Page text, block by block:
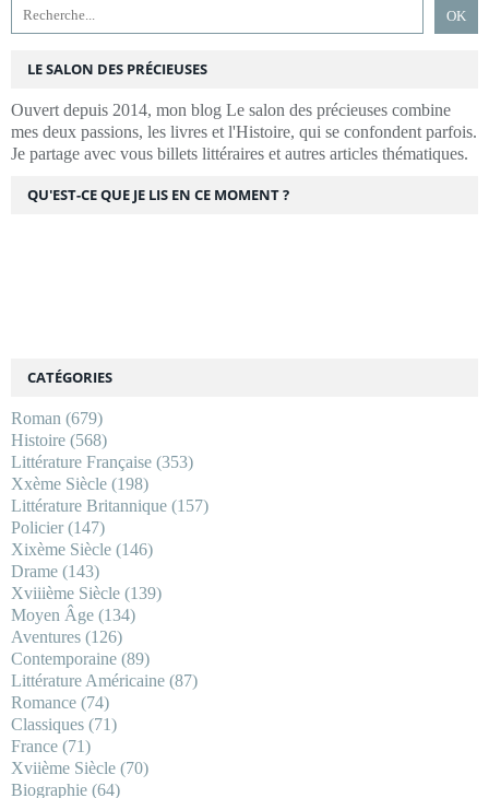
LE SALON DES PRÉCIEUSES
Ouvert depuis 2014, mon blog Le salon des précieuses combine
mes deux passions, les livres et l'Histoire, qui se confondent parfois.
Je partage avec vous billets littéraires et autres articles thématiques.
CATÉGORIES
Roman (679)
Histoire (568)
Littérature Française (353)
Xxème Siècle (198)
Littérature Britannique (157)
Policier(147)
Xixème Siècle (146)
Drame (143)
Xviiième Siècle (139)
Moyen Âge (134)
Aventures (126)
Contemporaine (89)
Littérature Américaine (87)
Romance (74)
Classiques (71)
France (71)
Xviième Siècle (70)
Biographie (64)
QU'EST-CE QUE JE LIS EN CE MOMENT ?